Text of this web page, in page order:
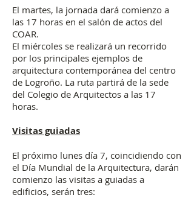
El martes, la jornada dará comienzo a
las 17 horas en el salón de actos del
COAR.
El miércoles se realizará un recorrido
por los principales ejemplos de
arquitectura contemporánea del centro
de Logroño. La ruta partirá de la sede
del Colegio de Arquitectos a las 17
horas.
Visitas guiadas
El próximo lunes día 7, coincidiendo con
el Día Mundial de la Arquitectura, darán
comienzo las visitas a guiadas a
edificios, serán tres: